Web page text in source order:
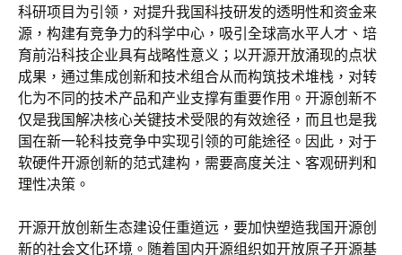
科研项目为引领，对提升我国科技研发的透明性和资金来
源，构建有竞争力的科学中心，吸引全球高水平人才、培
育前沿科技企业具有战略性意义；以开源开放涌现的点状
成果，通过集成创新和技术组合从而构筑技术堆栈，对转
化为不同的技术产品和产业支撑有重要作用。开源创新不
仅是我国解决核心关键技术受限的有效途径，而且也是我
国在新一轮科技竞争中实现引领的可能途径。因此，对于
软硬件开源创新的范式建构，需要高度关注、客观研判和
理性决策。
开源开放创新生态建设任重道远，要加快塑造我国开源创
新的社会文化环境。随着国内开源组织如开放原子开源基